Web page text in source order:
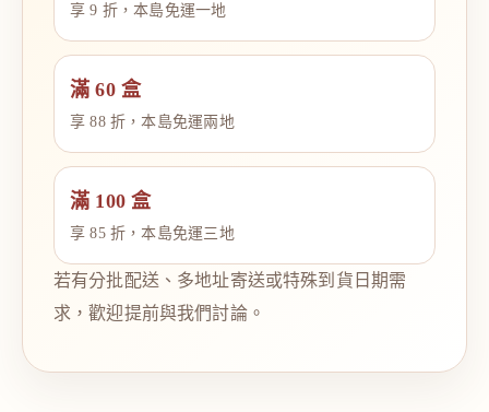
享 9 折，本島免運一地
滿 60 盒
享 88 折，本島免運兩地
滿 100 盒
享 85 折，本島免運三地
若有分批配送、多地址寄送或特殊到貨日期需
求，歡迎提前與我們討論。